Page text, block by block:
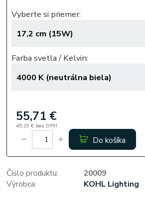
Vyberte si priemer:
Farba svetla / Kelvin:
55,71 €
45,29 € bez DPH
Do košíka
Číslo produktu:
20009
Výrobca:
KOHL Lighting